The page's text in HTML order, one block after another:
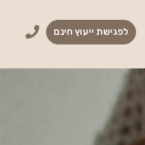
לפגישת ייעוץ חינם